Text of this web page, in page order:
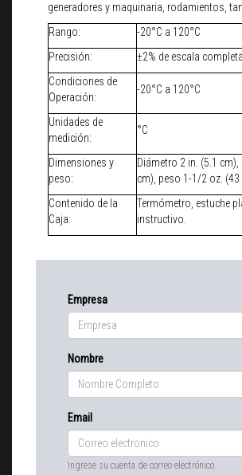
generadores y maquinaria, rodamientos,
Rango:
-20°C a 120°C
Precisión:
±2% de escala completa
Condiciones de
Operación:
-20°C a 120°C
Unidades de
medición:
°C
Dimensiones y
peso:
Diámetro 2 in. (5.1
cm), peso 1-1/2 oz. (43
Contenido de la
Caja:
Termómetro, estuche
instructivo.
Empresa
Nombre
Email
Ingrese su cuenta de correo electrónico.